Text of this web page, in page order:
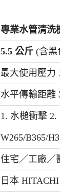
專業水管清洗
5.5 公斤 (含黑
最大使用壓力
水平傳輸距離
1. 水槌衝擊
W265/B365/
住宅／工廠／
日本